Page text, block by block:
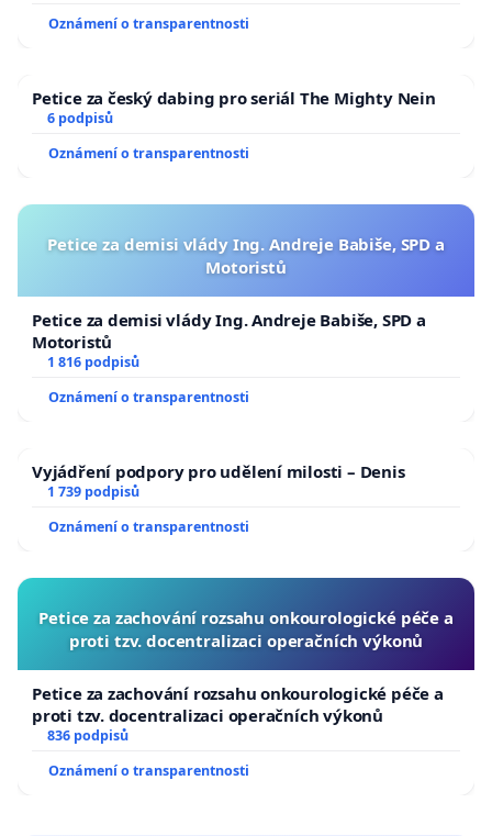
Oznámení o transparentnosti
Petice za český dabing pro seriál The Mighty Nein
6 podpisů
Oznámení o transparentnosti
Petice za demisi vlády Ing. Andreje Babiše, SPD a
Motoristů
Petice za demisi vlády Ing. Andreje Babiše, SPD a
Motoristů
1 816 podpisů
Oznámení o transparentnosti
Vyjádření podpory pro udělení milosti – Denis
1 739 podpisů
Oznámení o transparentnosti
Petice za zachování rozsahu onkourologické péče a
proti tzv. docentralizaci operačních výkonů
Petice za zachování rozsahu onkourologické péče a
proti tzv. docentralizaci operačních výkonů
836 podpisů
Oznámení o transparentnosti